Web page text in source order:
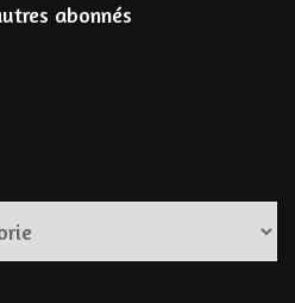
abonnés